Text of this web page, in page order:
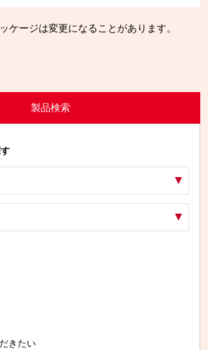
ケージは変更になることがあります。
製品検索
きたい